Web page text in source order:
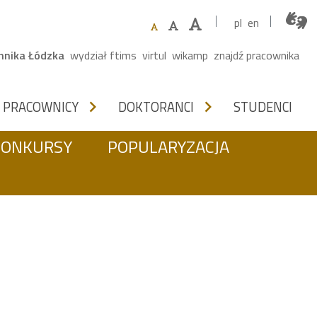
pl en
menu
Łódzka wydział ftims virtul wikamp znajdź pracownika
NA OSOBY
PRACOWNICY chevron_right DOKTORANCI chevron_right STUDENCI
POPULARYZACJA